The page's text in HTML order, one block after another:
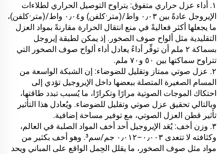
١. أداء عزل حراري متفوق: يتراوح التوصيل الحراري لطلاءات
الإيروجل عادةً بين ٠٫٠٣ واط/(متر·كلفن) و٠٫٠٤ واط/(متر·كلفن)،
ما يجعلها أكثر فعاليةً في منع انتقال الحرارة مقارنةً بمواد العزل
التقليدية مثل ألواح صوف الصخور. إذ يمكن لطبقة إيروجل
بسماكة ٢ ملم أن توفِّر أداءً يعادل أداء ألواح صوف الصخور التي
تتراوح سماكتها بين ٥٠ و٧٠ ملم.
٢. عزل صوتي ممتاز وتقليل للضوضاء: إن الشبكة الواسعة من
المسام الصغيرة المتصلة ببعضها داخل الإيروجيل تؤدي إلى
احتكاك الموجات الصوتية مرارًا وتكرارًا، ما يُسبب تبدد طاقتها،
وبالتالي تحقيق عزل صوتي وتقليل للضوضاء. ويُعادل هذا التأثير
تأثير قطن العزل الصوتي، مع توفير مساحة إضافية.
٣. وزن أخف: يُعَد الإيروجيل أحد أخف المواد الصلبة في العالم،
وكثافته لا تتعدى ٠٫٠٠٣–٠٫٠١٢ جم/سم³. وهو أخف بكثير من
مواد مثل صوف الصخور، ما يقلل الحِمل الواقع على المباني ويحد